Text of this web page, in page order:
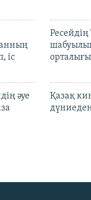
іс
әуе
Қазақ
дүниеден